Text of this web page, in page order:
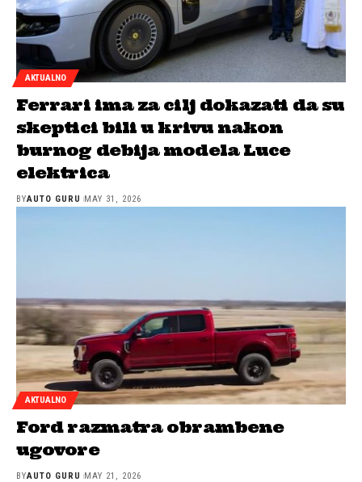
AKTUALNO
Ferrari ima za cilj dokazati da su
skeptici bili u krivu nakon
burnog debija modela Luce
elektrica
BYAUTO GURU MAY 31, 2026
AKTUALNO
Ford razmatra obrambene
ugovore
BYAUTO GURU MAY 21, 2026